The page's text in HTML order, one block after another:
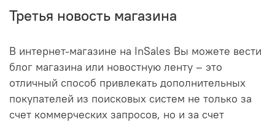
Третья новость магазина
В интернет-магазине на InSales Вы можете вести
блог магазина или новостную ленту – это
отличный способ привлекать дополнительных
покупателей из поисковых систем не только за
счет коммерческих запросов, но и за счет